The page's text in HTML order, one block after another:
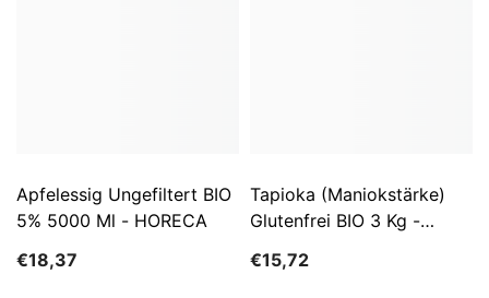
Apfelessig Ungefiltert BIO
5% 5000 Ml - HORECA
€18,37
Tapioka (Maniokstärke)
Glutenfrei BIO 3 Kg -
€15,72